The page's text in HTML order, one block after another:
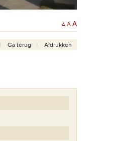
A A A
Ga terug Afdrukken